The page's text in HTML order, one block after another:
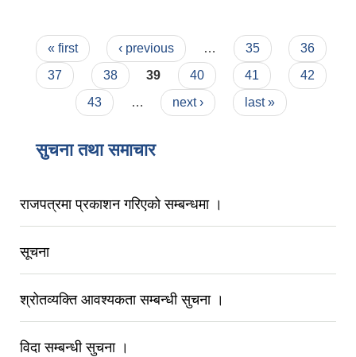
Pages
« first ‹ previous … 35
36
37
38 39 40 41
42
43
… next › last »
सुचना तथा समाचार
राजपत्रमा प्रकाशन गरिएको सम्बन्धमा ।
सूचना
श्रोतव्यक्ति आवश्यकता सम्बन्धी सुचना ।
विदा सम्बन्धी सुचना ।